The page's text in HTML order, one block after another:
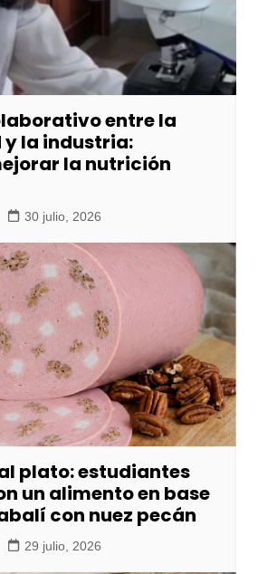
entre la
la industria:
la nutrición
30 julio, 2026
plato: estudiantes
un alimento en base
con nuez pecán
29 julio, 2026